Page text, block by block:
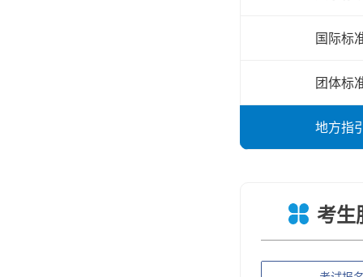
国际标
团体标
地方指
考生